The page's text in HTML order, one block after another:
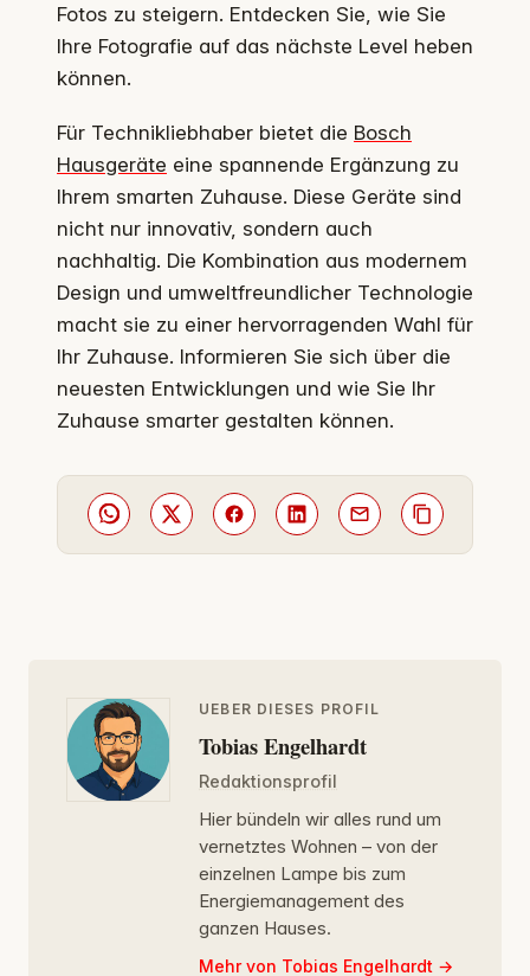
Fotos zu steigern. Entdecken Sie, wie Sie
Ihre Fotografie auf das nächste Level heben
können.
Für Technikliebhaber bietet die Bosch
Hausgeräte eine spannende Ergänzung zu
Ihrem smarten Zuhause. Diese Geräte sind
nicht nur innovativ, sondern auch
nachhaltig. Die Kombination aus modernem
Design und umweltfreundlicher Technologie
macht sie zu einer hervorragenden Wahl für
Ihr Zuhause. Informieren Sie sich über die
neuesten Entwicklungen und wie Sie Ihr
Zuhause smarter gestalten können.
UEBER DIESES PROFIL
Tobias Engelhardt
Redaktionsprofil
Hier bündeln wir alles rund um
vernetztes Wohnen – von der
einzelnen Lampe bis zum
Energiemanagement des
ganzen Hauses.
Mehr von Tobias Engelhardt